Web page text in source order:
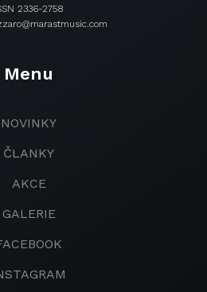
2336-2758
Menu
NOVINKY
ČLANKY
AKCE
GALERIE